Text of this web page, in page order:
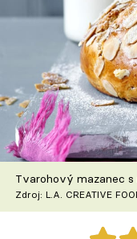
Články
TV Program
Škola vaření
Recepty z TV
Speciál: Cuketa
Těhotnej kuchař
Tvarohový mazanec
Zdroj: L.A. CREATIVE